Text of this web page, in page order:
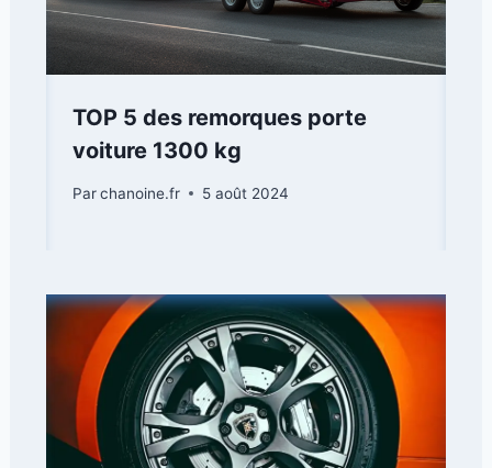
TOP 5 des remorques porte
voiture 1300 kg
Parchanoine.fr 5 août 2024